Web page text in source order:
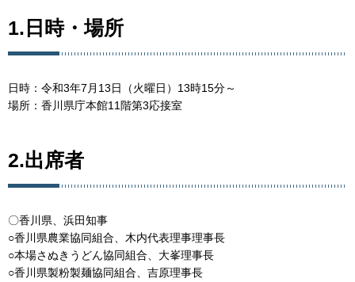
1.日時・場所
日時：令和3年7月13日（火曜日）13時15分～
場所：香川県庁本館11階第3応接室
2.出席者
〇香川県、浜田知事
○香川県農業協同組合、木内代表理事理事長
○本場さぬきうどん協同組合、大峯理事長
○香川県製粉製麺協同組合、吉原理事長